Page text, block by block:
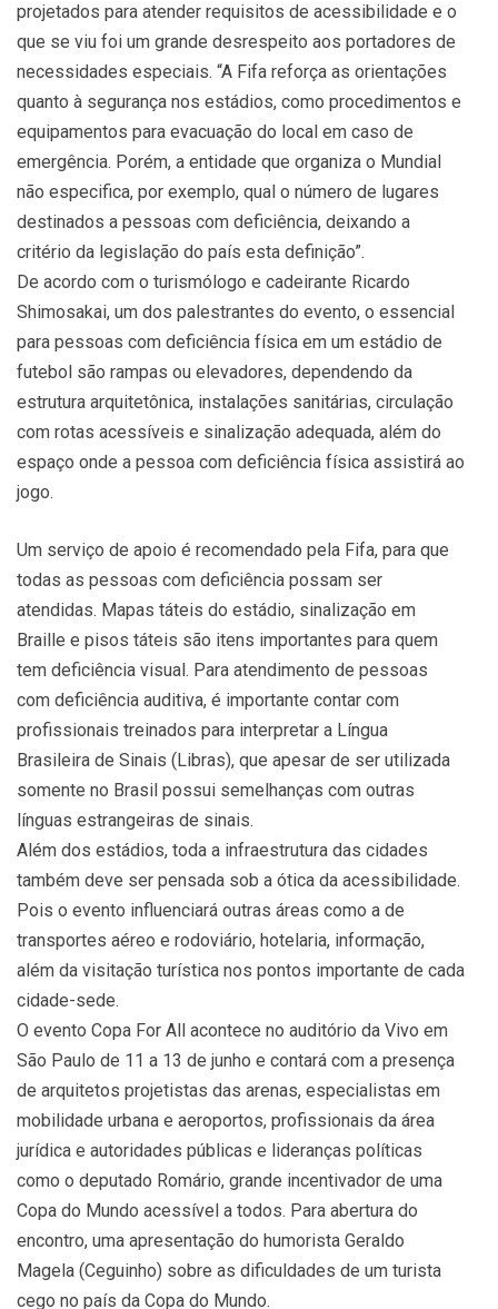
projetados para atender requisitos de acessibilidade e o
que se viu foi um grande desrespeito aos portadores de
necessidades especiais. “A Fifa reforça as orientações
quanto à segurança nos estádios, como procedimentos e
equipamentos para evacuação do local em caso de
emergência. Porém, a entidade que organiza o Mundial
não especifica, por exemplo, qual o número de lugares
destinados a pessoas com deficiência, deixando a
critério da legislação do país esta definição”.
De acordo com o turismólogo e cadeirante Ricardo
Shimosakai, um dos palestrantes do evento, o essencial
para pessoas com deficiência física em um estádio de
futebol são rampas ou elevadores, dependendo da
estrutura arquitetônica, instalações sanitárias, circulação
com rotas acessíveis e sinalização adequada, além do
espaço onde a pessoa com deficiência física assistirá ao
jogo.
Um serviço de apoio é recomendado pela Fifa, para que
todas as pessoas com deficiência possam ser
atendidas. Mapas táteis do estádio, sinalização em
Braille e pisos táteis são itens importantes para quem
tem deficiência visual. Para atendimento de pessoas
com deficiência auditiva, é importante contar com
profissionais treinados para interpretar a Língua
Brasileira de Sinais (Libras), que apesar de ser utilizada
somente no Brasil possui semelhanças com outras
línguas estrangeiras de sinais.
Além dos estádios, toda a infraestrutura das cidades
também deve ser pensada sob a ótica da acessibilidade.
Pois o evento influenciará outras áreas como a de
transportes aéreo e rodoviário, hotelaria, informação,
além da visitação turística nos pontos importante de cada
cidade-sede.
O evento Copa For All acontece no auditório da Vivo em
São Paulo de 11 a 13 de junho e contará com a presença
de arquitetos projetistas das arenas, especialistas em
mobilidade urbana e aeroportos, profissionais da área
jurídica e autoridades públicas e lideranças políticas
como o deputado Romário, grande incentivador de uma
Copa do Mundo acessível a todos. Para abertura do
encontro, uma apresentação do humorista Geraldo
Magela (Ceguinho) sobre as dificuldades de um turista
cego no país da Copa do Mundo.